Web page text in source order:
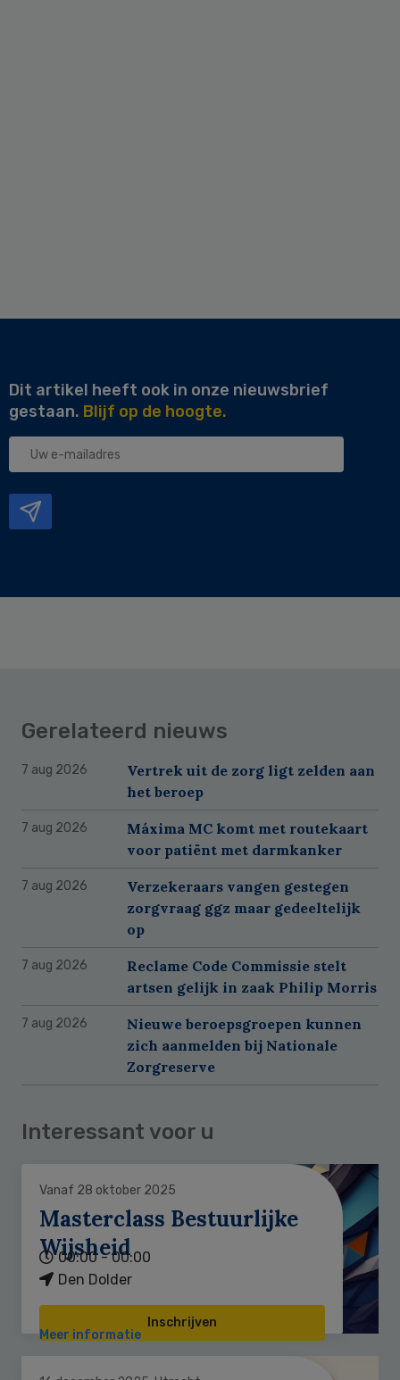
Dit artikel heeft ook in onze nieuwsbrief
gestaan. Blijf op de hoogte.
Uw
Gerelateerd nieuws
7 aug 2026
Vertrek uit de zorg ligt zelden aan
het beroep
7 aug 2026
Máxima MC komt met routekaart
voor patiënt met darmkanker
7 aug 2026
Verzekeraars vangen gestegen
zorgvraag ggz maar gedeeltelijk
op
7 aug 2026
Reclame Code Commissie stelt
artsen gelijk in zaak Philip Morris
7 aug 2026
Nieuwe beroepsgroepen kunnen
zich aanmelden bij Nationale
Zorgreserve
Interessant voor u
Vanaf 28 oktober 2025
Masterclass Bestuurlijke
Wijsheid
00:00 - 00:00
Den Dolder
Inschrijven
Meer informatie